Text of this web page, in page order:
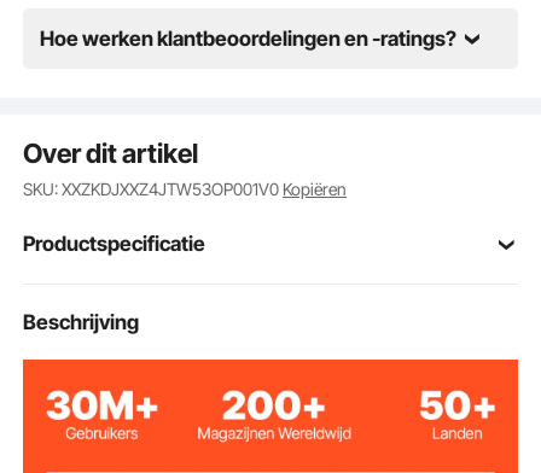
Hoe werken klantbeoordelingen en -ratings?
Over dit artikel
SKU: XXZKDJXXZ4JTW53OP001V0 Kopiëren
Productspecificatie
Artikelmodelnum
mer
Kussentype
steunkussen + driehoekig
kussen +
beenverhogingskussen +
Beschrijving